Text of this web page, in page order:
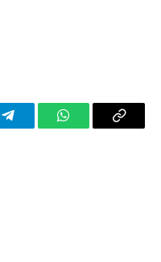
TelegramWhatsAppCopy